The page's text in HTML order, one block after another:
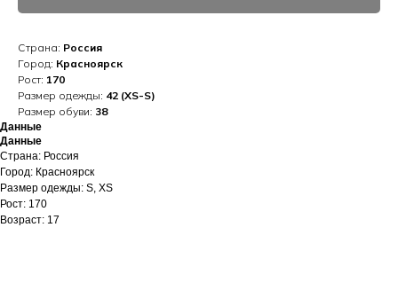
Страна: Россия
Город: Красноярск
Рост: 170
Размер одежды: 42 (XS-S)
Размер обуви: 38
Данные
Данные
Страна: Россия
Город: Красноярск
Размер одежды: S, XS
Рост: 170
Возраст: 17